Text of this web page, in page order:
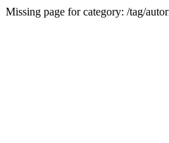
Missing page for category: /tag/